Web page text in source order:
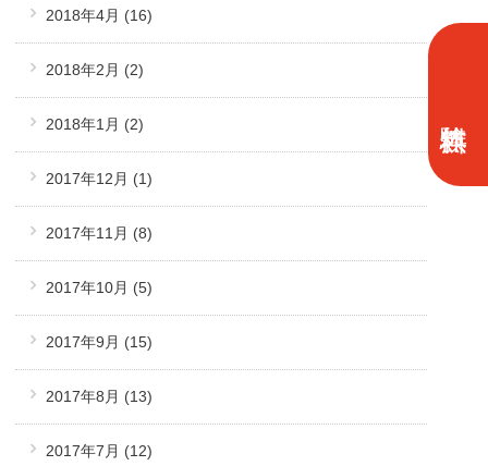
2018年4月 (16)
2018年2月 (2)
2018年1月 (2)
2017年12月 (1)
2017年11月 (8)
2017年10月 (5)
2017年9月 (15)
2017年8月 (13)
2017年7月 (12)